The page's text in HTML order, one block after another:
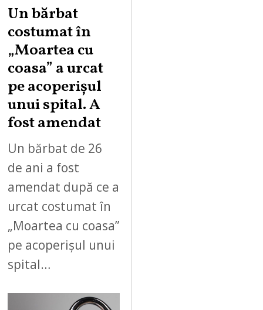
Un bărbat
costumat în
„Moartea cu
coasa” a urcat
pe acoperișul
unui spital. A
fost amendat
Un bărbat de 26
de ani a fost
amendat după ce a
urcat costumat în
„Moartea cu coasa”
pe acoperișul unui
spital…